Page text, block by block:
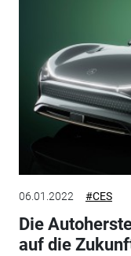
06.01.2022 #CES
Die
auf die